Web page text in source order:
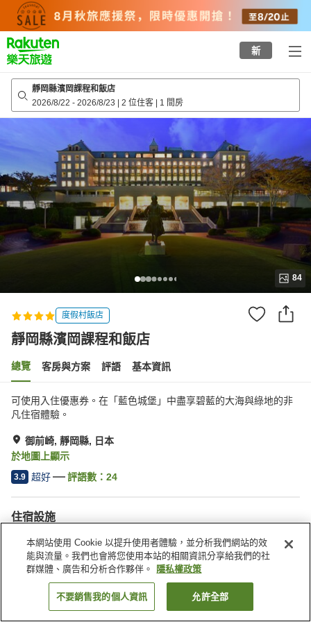
top
page
新
靜岡縣濱岡課程和飯店
2026/8/22 - 2026/8/23 | 2 位住客 | 1 間房
84
度假村飯店
靜岡縣濱岡課程和飯店
總覽 客房與方案 評語 基本資訊
可使用入住優惠券。在「藍色城堡」中盡享碧藍的大海與綠地的非
凡住宿體驗。
御前崎, 靜岡縣, 日本
於地圖上顯示
3.9 超好 評語數： 24
住宿設施
停車場
三溫暖
Spa／美容沙龍
休息室
找客房
本網站使用 Cookie 以提升使用者體驗，並分析我們網站的效
能與流量。我們也會將您使用本站的相關資訊分享給我們的社
群媒體、廣告和分析合作夥伴。
隱私權政策
不要銷售我的個人資訊 允許全部